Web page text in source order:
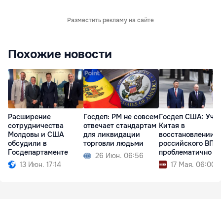
Разместить рекламу на сайте
Похожие новости
Расширение
сотрудничества
Молдовы и США
обсудили в
Госдепартаменте
13 Июн. 17:14
Госдеп: РМ не совсем
отвечает стандартам
для ликвидации
торговли людьми
26 Июн. 06:56
Госдеп США:
Китая в
восстановлении
российского ВПК
проблематично
17 Мая. 06:00